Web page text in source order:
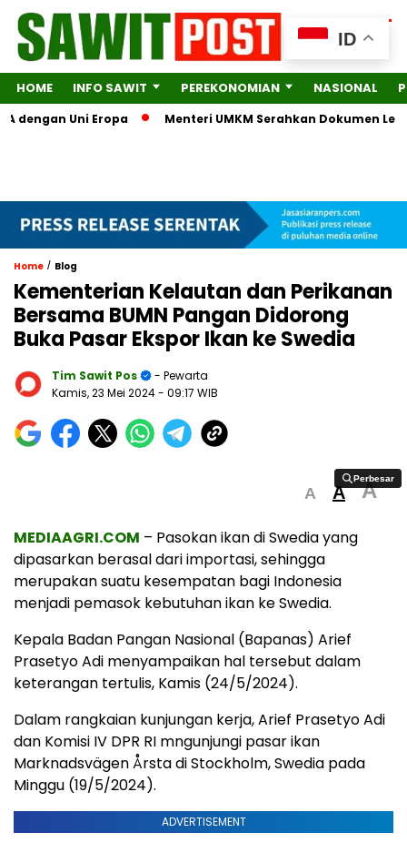
HOME INFO SAWIT PEREKONOMIAN NASIONAL
Uni Eropa Menteri UMKM Serahkan Dokumen
Home / Blog
Kementerian Kelautan dan Perikanan
Bersama BUMN Pangan Didorong
Buka Pasar Ekspor Ikan ke Swedia
Tim Sawit Pos
- Pewarta
Kamis, 23 Mei 2024- 09:17 WIB
Perbesar
Perbesar
A A A
MEDIAAGRI.COM – Pasokan ikan di Swedia yang
dipasarkan berasal dari importasi, sehingga
merupakan suatu kesempatan bagi Indonesia
menjadi pemasok kebutuhan ikan ke Swedia.
Kepala Badan Pangan Nasional (Bapanas) Arief
Prasetyo Adi menyampaikan hal tersebut dalam
keterangan tertulis, Kamis (24/5/2024).
Dalam rangkaian kunjungan kerja, Arief Prasetyo Adi
dan Komisi IV DPR RI mngunjungi pasar ikan
Marknadsvägen Årsta di Stockholm, Swedia pada
Minggu (19/5/2024).
ADVERTISEMENT
ID